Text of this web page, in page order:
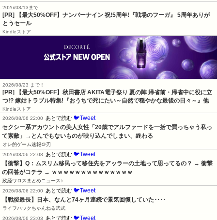
2026/08/13まで
[PR] 【最大50%OFF】ナンバーナイン 祝!5周年!『戦場のフーガ』 5周年ありが
とうセール
Kindleストア
2026/08/23 まで！
[PR] 【最大50%OFF】秋田書店 AKITA電子祭り 夏の陣 帰省前・帰省中に役に立
つ!? 嫁姑トラブル特集!『おうちで死にたい～自然で穏やかな最後の日々～』他
Kindleストア
2026/08/06 22:00
あとで読む 🐦Tweet
セクシー系アカウントの美人女性「20歳でアルファードを一括で買っちゃう私っ
て素敵」→とんでもないものが映り込んでしまい、終わる
オレ的ゲーム速報＠刃
2026/08/06 22:08
あとで読む 🐦Tweet
【衝撃】Q：ムスリム移民って移住先をアッラーの土地って思ってるの？ → 衝撃
の回答がコチラ → ｗｗｗｗｗｗｗｗｗｗｗｗｗｗ
政経ワロスまとめニュース♪
2026/08/06 22:00
あとで読む 🐦Tweet
【戦後最長】日本、なんと74ヶ月連続で景気回復していた‥‥
ライフハックちゃんねる弐式
2026/08/06 23:03
あとで読む 🐦Tweet